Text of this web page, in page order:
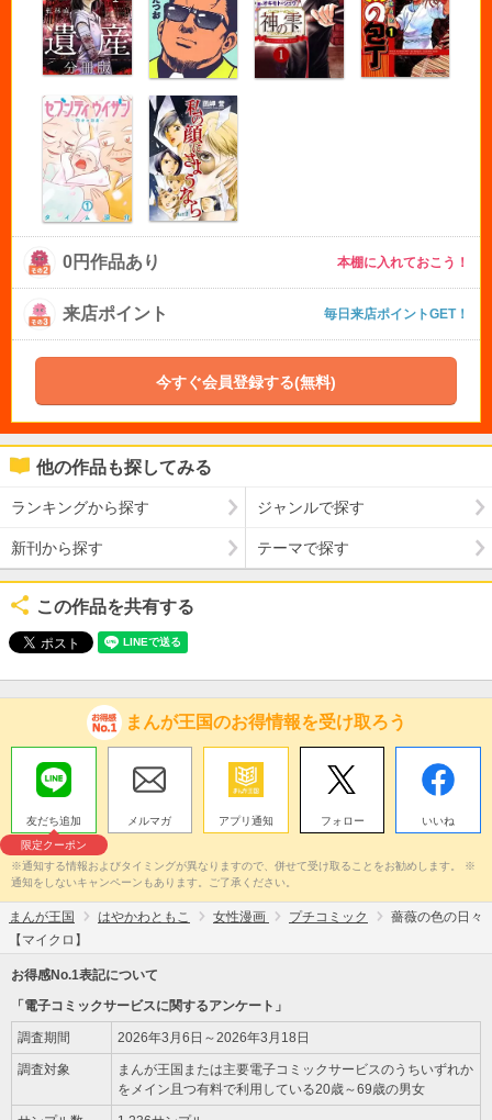
0円作品あり 本棚に入れておこう！
来店ポイント 毎日来店ポイントGET！
今すぐ会員登録する(無料)
他の作品も探してみる
ランキングから探す ジャンルで探す
新刊から探す テーマで探す
この作品を共有する
まんが王国のお得情報を受け取ろう
友だち追加
限定クーポン
メルマガ アプリ通知 フォロー いいね
※通知する情報およびタイミングが異なりますので、併せて受け取ることをお勧めします。 ※
通知をしないキャンペーンもあります。ご了承ください。
まんが王国 はやかわともこ 女性漫画 プチコミック
薔薇の色の日々
【マイクロ】
お得感No.1表記について
「電子コミックサービスに関するアンケート」
調査期間 2026年3月6日～2026年3月18日
調査対象
まんが王国または主要電子コミックサービスのうちいずれか
をメイン且つ有料で利用している20歳～69歳の男女